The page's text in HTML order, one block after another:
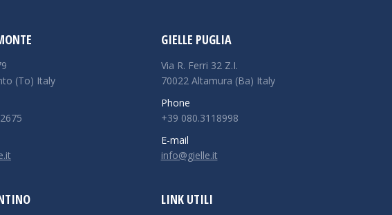
(To) Italy
GIELLE PUGLIA
Via R. Ferri 32 Z.I.
70022 Altamura (Ba) Italy
Phone
+39 080.3118998
E-mail
info@gielle.it
LINK UTILI